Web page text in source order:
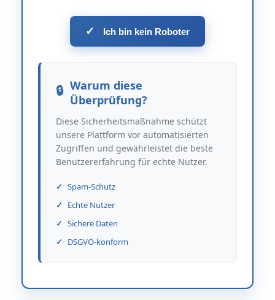
✓ Ich bin kein Roboter
Warum diese
Überprüfung?
Diese Sicherheitsmaßnahme schützt
unsere Plattform vor automatisierten
Zugriffen und gewährleistet die beste
Benutzererfahrung für echte Nutzer.
Spam-Schutz
Echte Nutzer
Sichere Daten
DSGVO-konform